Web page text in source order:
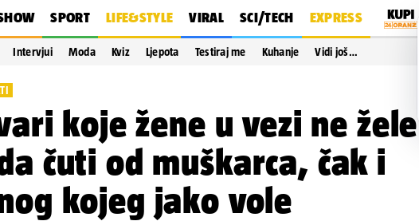
SPORT LIFE&STYLE VIRAL SCI/TECH EXPRESS
Intervjui Moda Kviz Ljepota Testiraj me Kuhanje Vidi još…
koje žene u vezi ne žele
čuti od muškarca, čak i
kojeg jako vole